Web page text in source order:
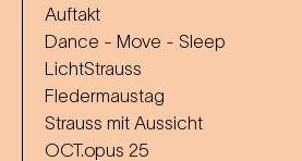
Auftakt
Dance - Move - Sleep
LichtStrauss
Fledermaustag
Strauss mit Aussicht
OCT.opus 25